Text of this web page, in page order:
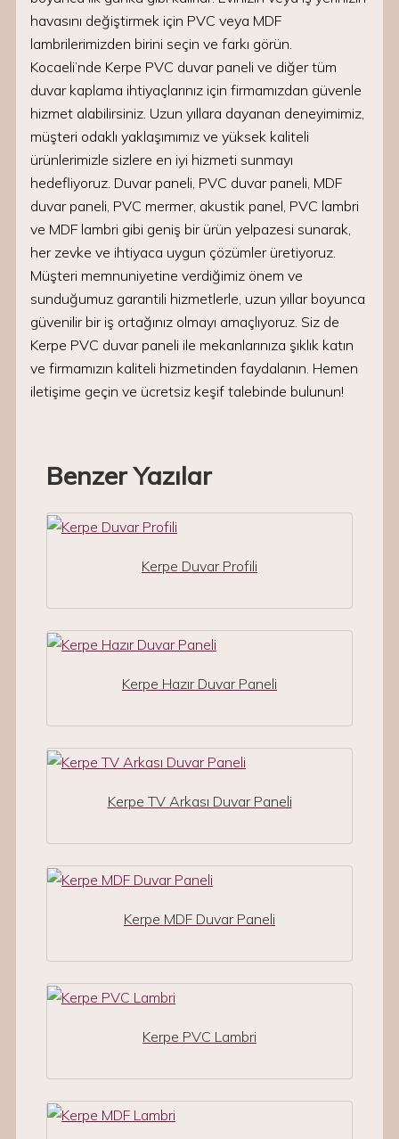
havasını değiştirmek için PVC veya MDF
lambrilerimizden birini seçin ve farkı görün.
Kocaeli’nde Kerpe PVC duvar paneli ve diğer tüm
duvar kaplama ihtiyaçlarınız için firmamızdan güvenle
hizmet alabilirsiniz. Uzun yıllara dayanan deneyimimiz,
müşteri odaklı yaklaşımımız ve yüksek kaliteli
ürünlerimizle sizlere en iyi hizmeti sunmayı
hedefliyoruz. Duvar paneli, PVC duvar paneli, MDF
duvar paneli, PVC mermer, akustik panel, PVC lambri
ve MDF lambri gibi geniş bir ürün yelpazesi sunarak,
her zevke ve ihtiyaca uygun çözümler üretiyoruz.
Müşteri memnuniyetine verdiğimiz önem ve
sunduğumuz garantili hizmetlerle, uzun yıllar boyunca
güvenilir bir iş ortağınız olmayı amaçlıyoruz. Siz de
Kerpe PVC duvar paneli ile mekanlarınıza şıklık katın
ve firmamızın kaliteli hizmetinden faydalanın. Hemen
iletişime geçin ve ücretsiz keşif talebinde bulunun!
Benzer Yazılar
Kerpe Duvar Profili
Kerpe Hazır Duvar Paneli
Kerpe TV Arkası Duvar Paneli
Kerpe MDF Duvar Paneli
Kerpe PVC Lambri